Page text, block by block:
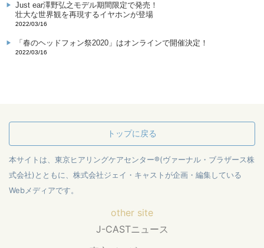
Just ear澤野弘之モデル期間限定で発売！
壮大な世界観を再現するイヤホンが登場
2022/03/16
「春のヘッドフォン祭2020」はオンラインで開催決定！
2022/03/16
トップに戻る
本サイトは、東京ヒアリングケアセンター®(ヴァーナル・ブラザース株
式会社)とともに、株式会社ジェイ・キャストが企画・編集している
Webメディアです。
other site
J-CASTニュース